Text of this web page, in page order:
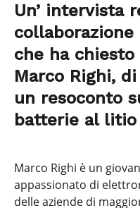
Un’ intervista
collaborazione
che ha chiesto
Marco Righi,
un resoconto
batterie al litio
Marco Righi è un
appassionato di
delle aziende di